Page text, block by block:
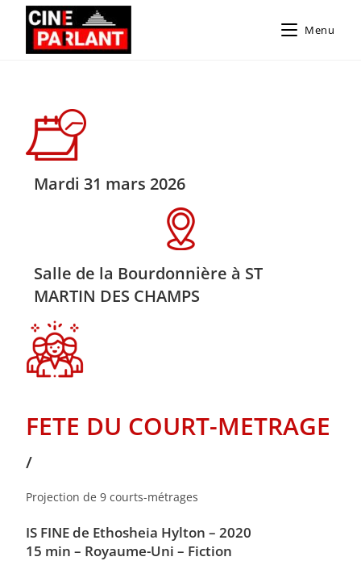
Menu
Mardi 31 mars 2026
Salle de la Bourdonnière à ST
MARTIN DES CHAMPS
FETE DU COURT-METRAGE
/
Projection de 9 courts-métrages
IS FINE de Ethosheia Hylton – 2020
15 min – Royaume-Uni – Fiction